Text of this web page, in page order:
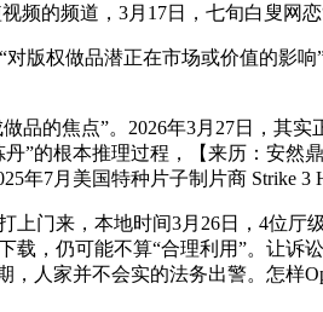
频的频道，3月17日，七旬白叟网
权做品潜正在市场或价值的影响
的焦点”。2026年3月27日，其
”的根本推理过程，【来历：安然
7月美国特种片子制片商 Strike 3
来，本地时间3月26日，4位厅
，仍可能不算“合理利用”。让
人家并不会实的法务出警。怎